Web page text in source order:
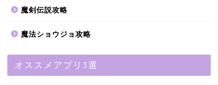
魔剣伝説攻略
魔法ショウジョ攻略
オススメアプリ3選